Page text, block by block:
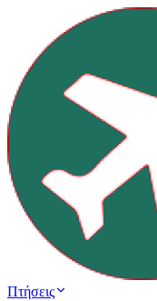
Πτήσεις